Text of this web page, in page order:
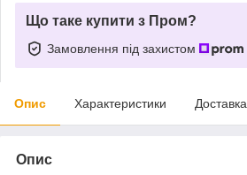
Що таке купити з Пром?
Замовлення під захистом
Опис Характеристики Доставка
Опис